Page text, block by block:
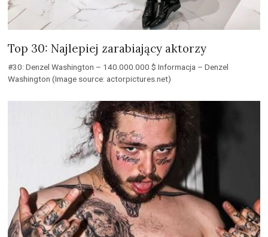
Top 30: Najlepiej zarabiający aktorzy
#30: Denzel Washington – 140.000.000 $ Informacja – Denzel
Washington (Image source: actorpictures.net)